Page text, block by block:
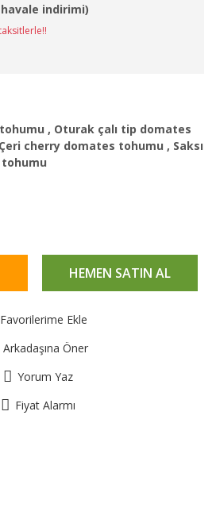
havale indirimi)
, Oturak çalı tip domates
Çeri cherry domates tohumu , Saksı
HEMEN SATIN AL
Favorilerime Ekle
Arkadaşına Öner
Yorum Yaz
Fiyat Alarmı